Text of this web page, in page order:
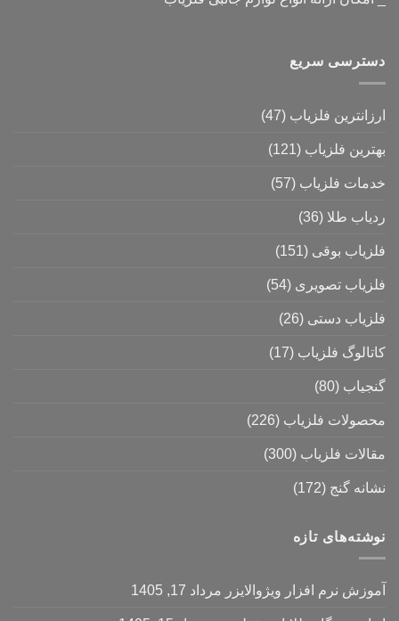
دسترسی سریع
ارزانترین فلزیاب (47)
بهترین فلزیاب (121)
خدمات فلزیاب (57)
ردیاب طلا (36)
فلزیاب بوقی (151)
فلزیاب تصویری (54)
فلزیاب دستی (26)
کاتالوگ فلزیاب (17)
گنجیاب (80)
محصولات فلزیاب (226)
مقالات فلزیاب (300)
نشانه گنج (172)
نوشته‌های تازه
آموزش نرم‌ افزار ویژوالایزر مرداد 17, 1405